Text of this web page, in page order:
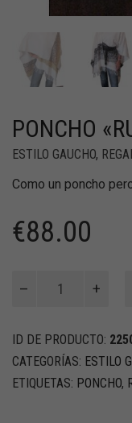
PONCHO
ESTILO GAUCHO,
Como un poncho
€88.00
ID DE PRODUCTO:
CATEGORÍAS: ESTILO
ETIQUETAS: PONCHO,